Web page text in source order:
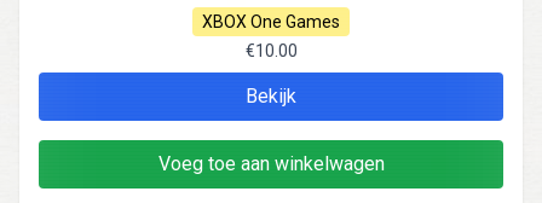
XBOX One Games
€10.00
Bekijk
Voeg toe aan winkelwagen